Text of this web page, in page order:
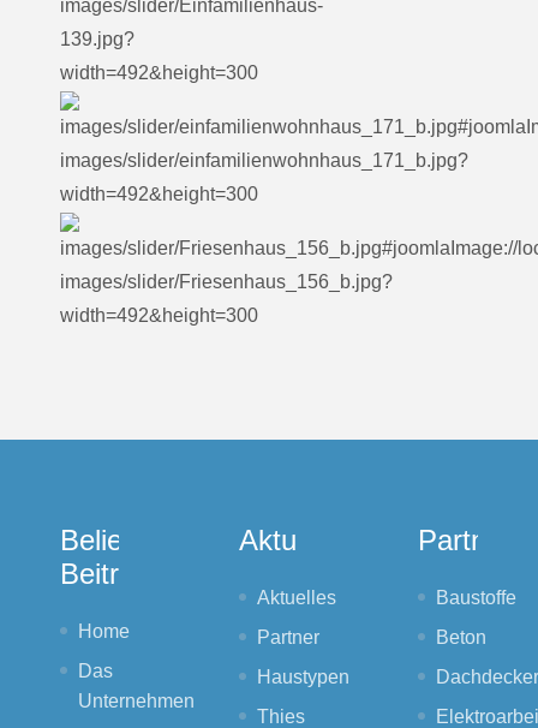
Beliebte
Beiträge
Home
Das
Unternehmen
Aktuelles
Aktuelles
Partner
Haustypen
Thies
Partner
Baustoffe
Beton